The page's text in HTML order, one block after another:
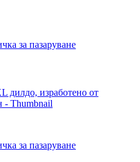
за пазаруване
за пазаруване